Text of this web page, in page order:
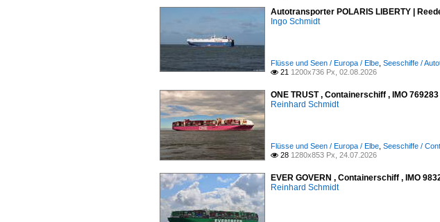
Autotransporter POLARIS LIBERTY |
Ingo Schmidt
Flüsse und Seen / Europa / Elbe Seeschiffe /
 21 1200x736 Px, 02.08.2026
ONE TRUST , Containerschiff , IMO
Reinhard Schmidt
Flüsse und Seen / Europa / Elbe Seeschiffe /
 28 1280x853 Px, 24.07.2026
EVER GOVERN , Containerschiff , IMO
Reinhard Schmidt